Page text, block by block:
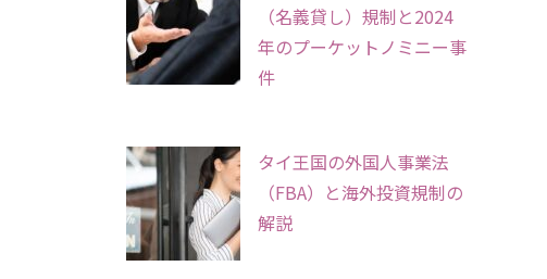
（名義貸し）規制と2024
年のプーケットノミニー事
件
タイ王国の外国人事業法
（FBA）と海外投資規制の
解説